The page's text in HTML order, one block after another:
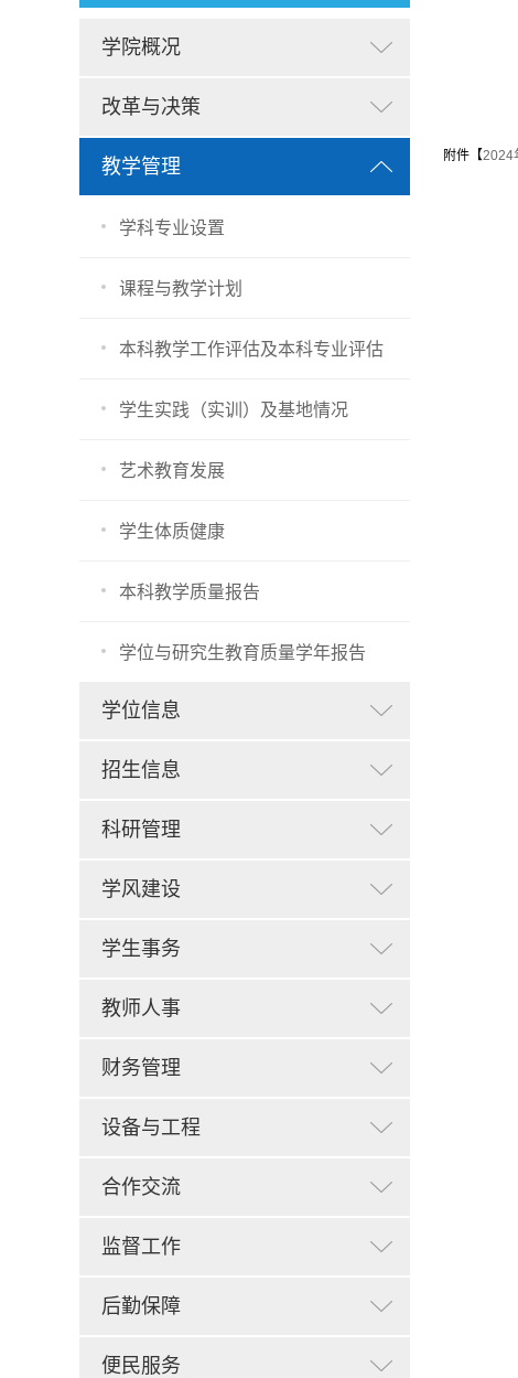
学院概况
改革与决策
教学管理
学科专业设置
课程与教学计划
本科教学工作评估及本科专业评估
学生实践（实训）及基地情况
艺术教育发展
学生体质健康
本科教学质量报告
学位与研究生教育质量学年报告
学位信息
招生信息
科研管理
学风建设
学生事务
教师人事
财务管理
设备与工程
合作交流
监督工作
后勤保障
便民服务
附件【2024